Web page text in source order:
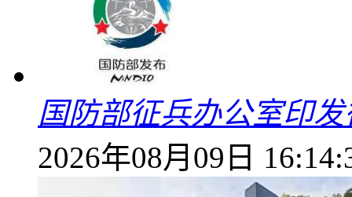
国防部征兵办公室印
2026年08月09日